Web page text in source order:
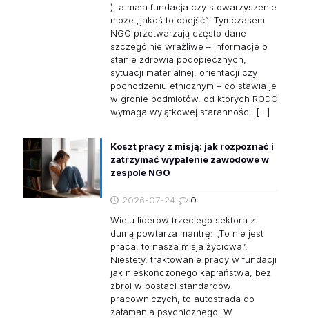
), a mała fundacja czy stowarzyszenie
może „jakoś to obejść”. Tymczasem
NGO przetwarzają często dane
szczególnie wrażliwe – informacje o
stanie zdrowia podopiecznych,
sytuacji materialnej, orientacji czy
pochodzeniu etnicznym – co stawia je
w gronie podmiotów, od których RODO
wymaga wyjątkowej staranności,
[…]
Koszt pracy z misją: jak rozpoznać i
zatrzymać wypalenie zawodowe w
zespole NGO
2026-07-24
0
Wielu liderów trzeciego sektora z
dumą powtarza mantrę: „To nie jest
praca, to nasza misja życiowa”.
Niestety, traktowanie pracy w fundacji
jak nieskończonego kapłaństwa, bez
zbroi w postaci standardów
pracowniczych, to autostrada do
załamania psychicznego. W